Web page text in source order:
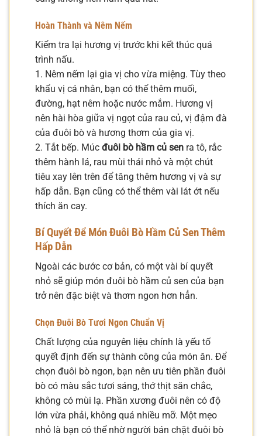
Hoàn Thành và Nêm Nếm
Kiểm tra lại hương vị trước khi kết thúc quá
trình nấu.
1. Nêm nếm lại gia vị cho vừa miệng. Tùy theo
khẩu vị cá nhân, bạn có thể thêm muối,
đường, hạt nêm hoặc nước mắm. Hương vị
nên hài hòa giữa vị ngọt của rau củ, vị đậm đà
của đuôi bò và hương thơm của gia vị.
2. Tắt bếp. Múc đuôi bò hầm củ sen ra tô, rắc
thêm hành lá, rau mùi thái nhỏ và một chút
tiêu xay lên trên để tăng thêm hương vị và sự
hấp dẫn. Bạn cũng có thể thêm vài lát ớt nếu
thích ăn cay.
Bí Quyết Để Món Đuôi Bò Hầm Củ Sen Thêm
Hấp Dẫn
Ngoài các bước cơ bản, có một vài bí quyết
nhỏ sẽ giúp món đuôi bò hầm củ sen của bạn
trở nên đặc biệt và thơm ngon hơn hẳn.
Chọn Đuôi Bò Tươi Ngon Chuẩn Vị
Chất lượng của nguyên liệu chính là yếu tố
quyết định đến sự thành công của món ăn. Để
chọn đuôi bò ngon, bạn nên ưu tiên phần đuôi
bò có màu sắc tươi sáng, thớ thịt săn chắc,
không có mùi lạ. Phần xương đuôi nên có độ
lớn vừa phải, không quá nhiều mỡ. Một mẹo
nhỏ là bạn có thể nhờ người bán chặt đuôi bò